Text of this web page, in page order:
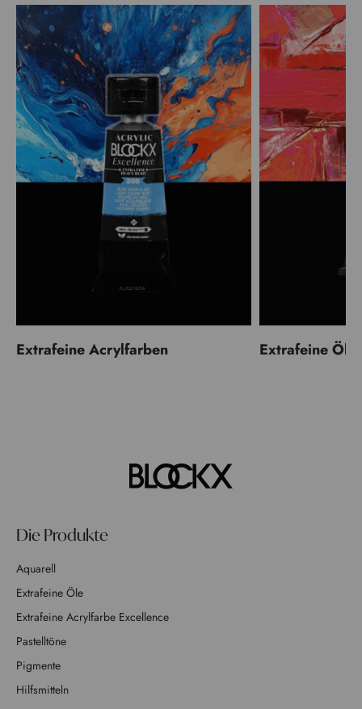
Extrafeine Acrylfarben Extrafeine Öle
Die Produkte
Aquarell
Extrafeine Öle
Extrafeine Acrylfarbe Excellence
Pastelltöne
Pigmente
Hilfsmitteln